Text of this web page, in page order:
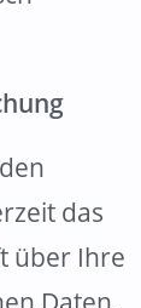
das
über Ihre